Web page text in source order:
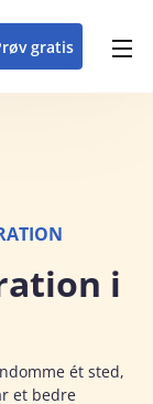
top menu
gratiskurser
kan styrke
din
i
ét sted,
et bedre